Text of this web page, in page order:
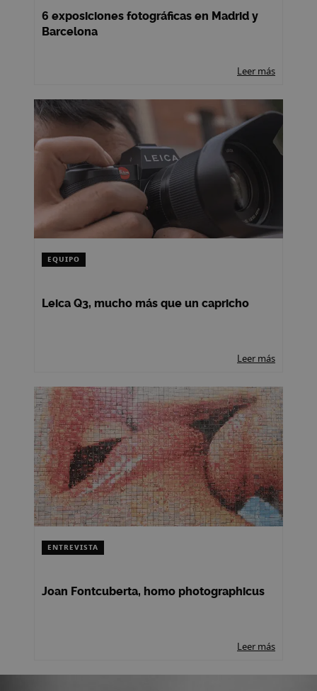
6 exposiciones fotográficas en Madrid y
Barcelona
Leer más
EQUIPO
Leica Q3, mucho más que un capricho
Leer más
ENTREVISTA
Joan Fontcuberta, homo photographicus
Leer más